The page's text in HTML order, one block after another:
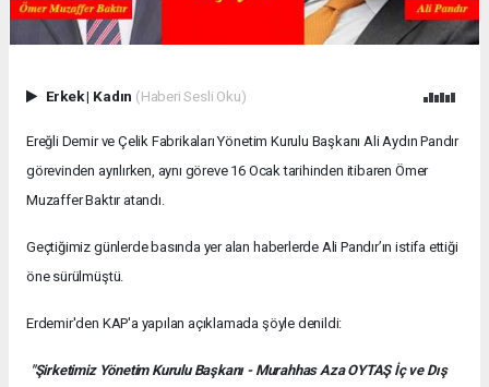
Erkek| Kadın (Haberi Sesli Oku)
Ereğli Demir ve Çelik Fabrikaları Yönetim Kurulu Başkanı Ali Aydın Pandır
görevinden ayrılırken, aynı göreve 16 Ocak tarihinden itibaren Ömer
Muzaffer Baktır atandı.
Geçtiğimiz günlerde basında yer alan haberlerde Ali Pandır’ın istifa ettiği
öne sürülmüştü.
Erdemir'den KAP'a yapılan açıklamada şöyle denildi:
"Şirketimiz Yönetim Kurulu Başkanı - Murahhas Aza OYTAŞ İç ve Dış